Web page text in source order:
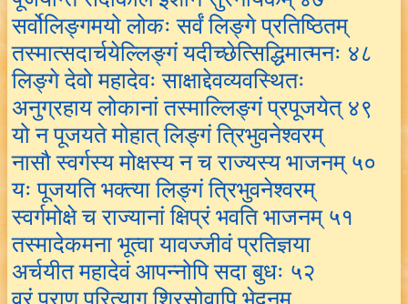
सर्वोलिङ्गमयो लोकः सर्वं लिङ्गे प्रतिष्ठितम्
तस्मात्सदार्चयेल्लिङ्गं यदीच्छेत्सिद्धिमात्मनः ४८
लिङ्गे देवो महादेवः साक्षाद्देवव्यवस्थितः
अनुग्रहाय लोकानां तस्माल्लिङ्गं प्रपूजयेत् ४९
यो न पूजयते मोहात् लिङ्गं त्रिभुवनेश्वरम्
नासौ स्वर्गस्य मोक्षस्य न च राज्यस्य भाजनम् ५०
यः पूजयति भक्त्या लिङ्गं त्रिभुवनेश्वरम्
स्वर्गमोक्षे च राज्यानां क्षिप्रं भवति भाजनम् ५१
तस्मादेकमना भूत्वा यावज्जीवं प्रतिज्ञया
अर्चयीत महादेवं आपन्नोपि सदा बुधः ५२
वरं प्राण परित्याग शिरसोवापि भेदनम्